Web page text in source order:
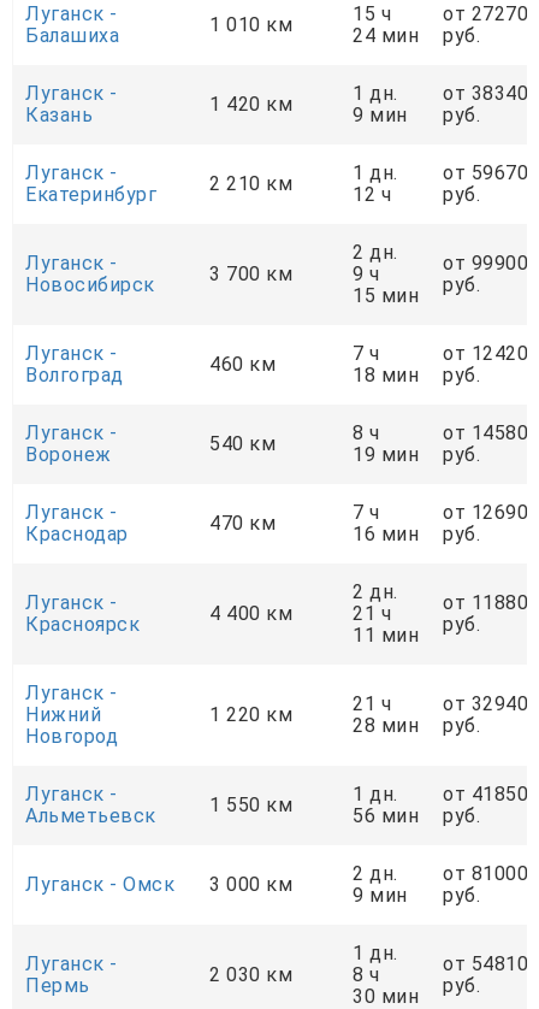
Луганск -
Балашиха
1 010 км
15 ч
24 мин
от 27270
руб.
Луганск -
Казань
1 420 км
1 дн.
9 мин
от 38340
руб.
Луганск -
Екатеринбург
2 210 км
1 дн.
12 ч
от 59670
руб.
Луганск -
Новосибирск
3 700 км
2 дн.
9 ч
15 мин
от 99900
руб.
Луганск -
Волгоград
460 км
7 ч
18 мин
от 12420
руб.
Луганск -
Воронеж
540 км
8 ч
19 мин
от 14580
руб.
Луганск -
Краснодар
470 км
7 ч
16 мин
от 12690
руб.
Луганск -
Красноярск
4 400 км
2 дн.
21 ч
11 мин
от 118800
руб.
Луганск -
Нижний
Новгород
1 220 км
21 ч
28 мин
от 32940
руб.
Луганск -
Альметьевск
1 550 км
1 дн.
56 мин
от 41850
руб.
Луганск - Омск 3 000 км
2 дн.
9 мин
от 81000
руб.
Луганск -
Пермь
2 030 км
1 дн.
8 ч
30 мин
от 54810
руб.